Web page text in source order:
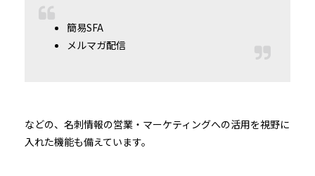
簡易SFA
メルマガ配信
などの、名刺情報の営業・マーケティングへの活用を視野に
入れた機能も備えています。